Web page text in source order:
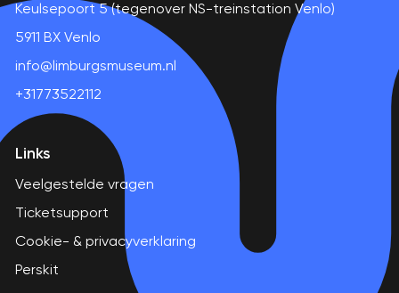
Keulsepoort 5 (tegenover NS-treinstation Venlo)
5911 BX Venlo
info@limburgsmuseum.nl
+31773522112
Links
Veelgestelde vragen
Ticketsupport
Cookie- & privacyverklaring
Perskit